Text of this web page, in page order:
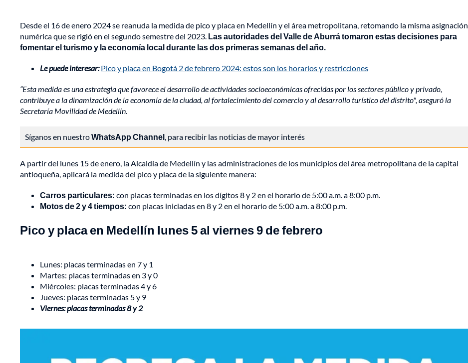
Desde el 16 de enero 2024 se reanuda la medida de pico y placa en Medellín y el área metropolitana, retomando la misma asignación
numérica que se rigió en el segundo semestre del 2023. Las autoridades del Valle de Aburrá tomaron estas decisiones para
fomentar el turismo y la economía local durante las dos primeras semanas del año.
Le puede interesar: Pico y placa en Bogotá 2 de febrero 2024: estos son los horarios y restricciones
“Esta medida es una estrategia que favorece el desarrollo de actividades socioeconómicas ofrecidas por los sectores público y privado,
contribuye a la dinamización de la economía de la ciudad, al fortalecimiento del comercio y al desarrollo turístico del distrito", aseguró la
Secretaría Movilidad de Medellín.
Síganos en nuestroWhatsApp Channel, para recibir las noticias de mayor interés
A partir del lunes 15 de enero, la Alcaldía de Medellín y las administraciones de los municipios del área metropolitana de la capital
antioqueña, aplicará la medida del pico y placa de la siguiente manera:
Carros particulares: con placas terminadas en los dígitos8 y 2 en el horario de 5:00 a.m. a 8:00 p.m.
Motos de 2 y 4 tiempos: con placas iniciadas en 8 y 2 en el horario de 5:00 a.m. a 8:00 p.m.
Pico y placa en Medellín lunes 5 al viernes 9 de febrero
Lunes: placas terminadas en 7 y 1
Martes: placas terminadas en 3 y 0
Miércoles: placas terminadas 4 y 6
Jueves: placas terminadas 5 y 9
Viernes: placas terminadas 8 y 2